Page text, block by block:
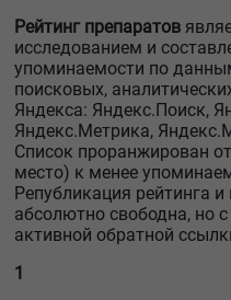
Рейтинг препаратов
исследованием и
упоминаемости по
поисковых,
Яндекса: Яндекс.Поиск,
Яндекс.Метрика,
Список проранжирован
место) к менее
Републикация рейтинга
абсолютно свободна, но
активной обратной
1